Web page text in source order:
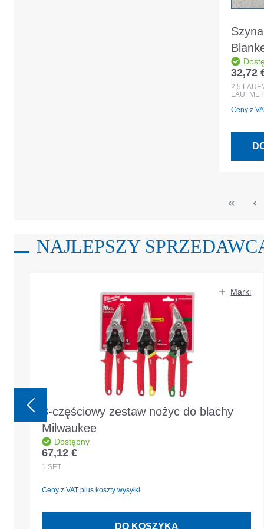
2,5 m
08025
Cena
32,72
2.5
Ceny z
NAJLEPSZY
Marki
3-częściowy zestaw nożyc do blachy
Milwaukee
Dostępny
Cena regularna:
67,12 €
1 SET
Ceny z VAT plus koszty wysyłki
DO KOSZYKA